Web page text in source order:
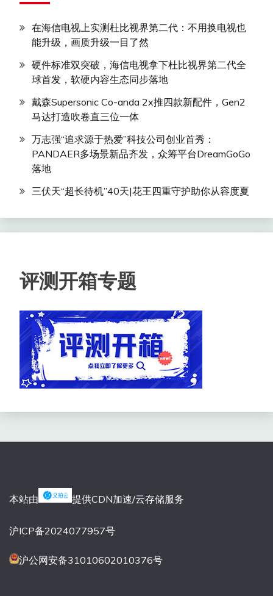
在海信电视上实测杜比视界第二代：不用换电视也
能升级，画质升级一目了然
硬件标准双突破，海信电视拿下杜比视界第二代全
球首发，软硬内容生态同步落地
戴森Supersonic Co-anda 2x推四款新配件，Gen2
马达打造吹卷直三位一体
万志强“追求源于热爱”科技公司创业首秀：
PANDAER多场景新品齐发，众筹平台DreamGoGo
落地
三伏天“超长待机”40天|花王四重守护助你从容度夏
评测开箱专题
本站由 提供CDN加速/云存储服务
沪ICP备2024077957号
沪公网安备31010602010376号